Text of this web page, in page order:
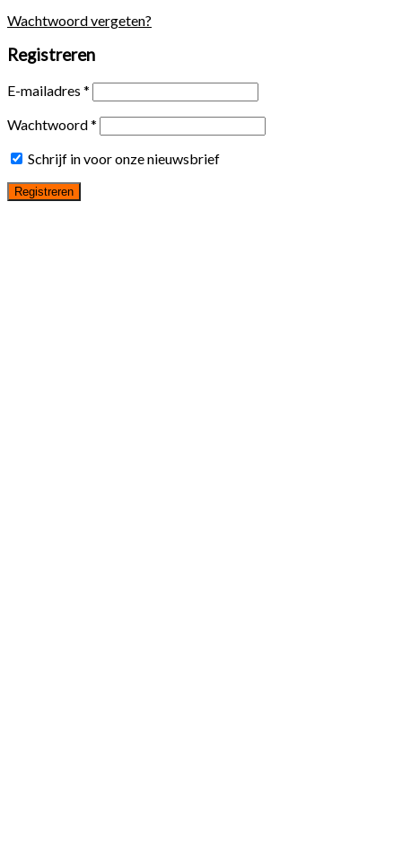
Wachtwoord vergeten?
Registreren
E-mailadres *
Wachtwoord*
Schrijf in voor onze nieuwsbrief
Registreren